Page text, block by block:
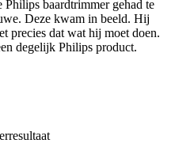
Philips baardtrimmer gehad te
Deze kwam in beeld. Hij
precies dat wat hij moet doen.
degelijk Philips product.